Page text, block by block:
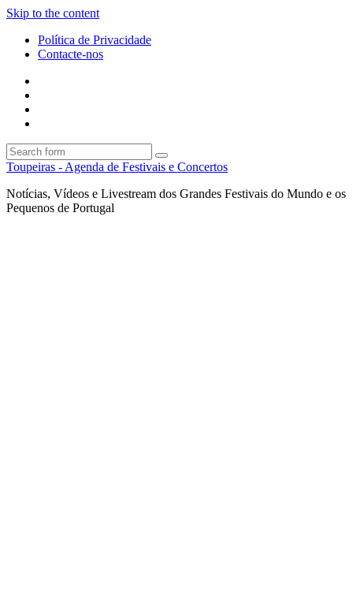
Skip to the content
Política de Privacidade
Contacte-nos
Search
Toupeiras - Agenda de Festivais e Concertos
Notícias, Vídeos e Livestream dos Grandes Festivais do Mundo e os
Pequenos de Portugal